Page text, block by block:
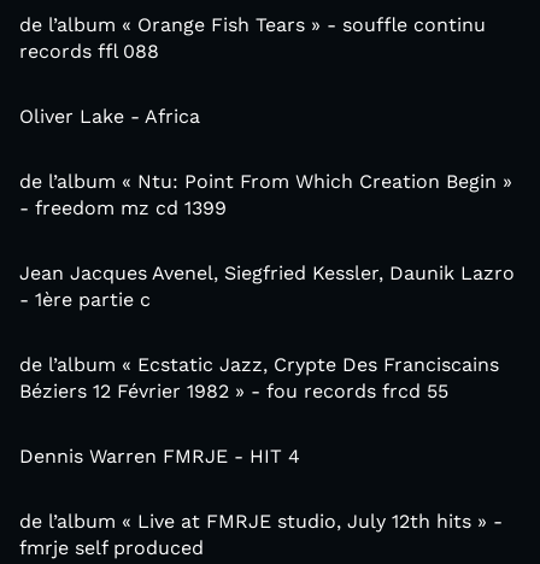
de l’album « Orange Fish Tears » - souffle continu
records ffl 088
Oliver Lake - Africa
de l’album « Ntu: Point From Which Creation Begin »
- freedom mz cd 1399
Jean Jacques Avenel, Siegfried Kessler, Daunik Lazro
- 1ère partie c
de l’album « Ecstatic Jazz, Crypte Des Franciscains
Béziers 12 Février 1982 » - fou records frcd 55
Dennis Warren FMRJE - HIT 4
de l’album « Live at FMRJE studio, July 12th hits » -
fmrje self produced